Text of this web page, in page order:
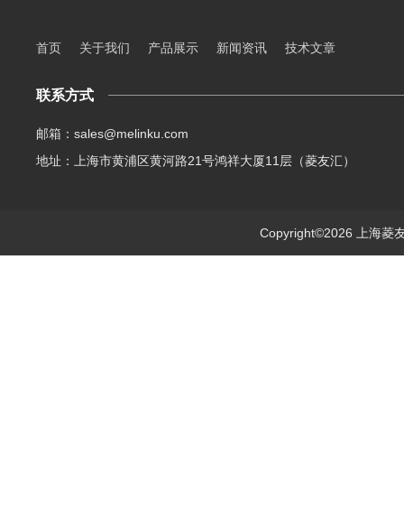
首页 关于我们 产品展示 新闻资讯 技术文章
联系方式
邮箱：sales@melinku.com
地址：上海市黄浦区黄河路21号鸿祥大厦11层（菱友汇）
Copyright©2026 上海菱